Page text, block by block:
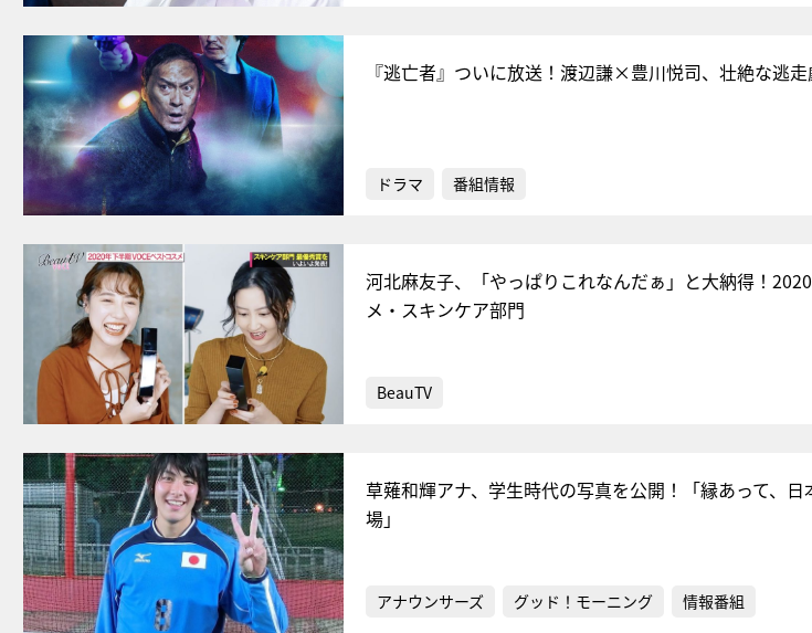
『逃亡者』ついに放送！渡辺謙×豊川悦司、壮絶な逃
ドラマ 番組情報
河北麻友子、「やっぱりこれなんだぁ」と大納得！
メ・スキンケア部門
BeauTV
草薙和輝アナ、学生時代の写真を公開！「縁あって、
場」
アナウンサーズ グッド！モーニング 情報番組